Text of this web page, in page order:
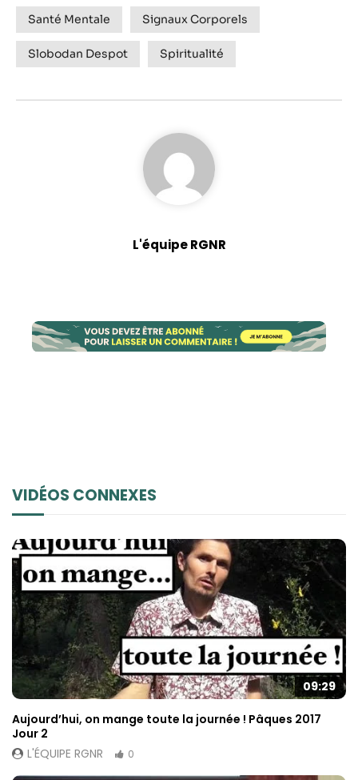
Santé Mentale Signaux Corporels
Slobodan Despot Spiritualité
L'équipe RGNR
VIDÉOS CONNEXES
09:29
Aujourd’hui, on mange toute la journée ! Pâques 2017
Jour 2
L'ÉQUIPE RGNR
0